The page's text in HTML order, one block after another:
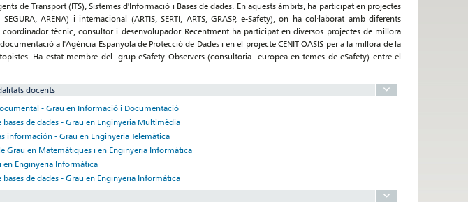
de Transport (ITS), Sistemes d'Informació i Bases de dades. En aquests àmbits, ha participat en projectes
ARENA) i internacional (ARTIS, SERTI, ARTS, GRASP, e-Safety), on ha col·laborat amb diferents
tècnic, consultor i desenvolupador. Recentment ha participat en diversos projectes de millora
a l'Agència Espanyola de Protecció de Dades i en el projecte CENIT OASIS per a la millora de la
Ha estat membre del grup eSafety Observers (consultoria europea en temes de eSafety) entre el
docents
- Grau en Informació i Documentació
de dades - Grau en Enginyeria Multimèdia
información - Grau en Enginyeria Telemàtica
Grau en Matemàtiques i en Enginyeria Informàtica
en Enginyeria Informàtica
de dades - Grau en Enginyeria Informàtica